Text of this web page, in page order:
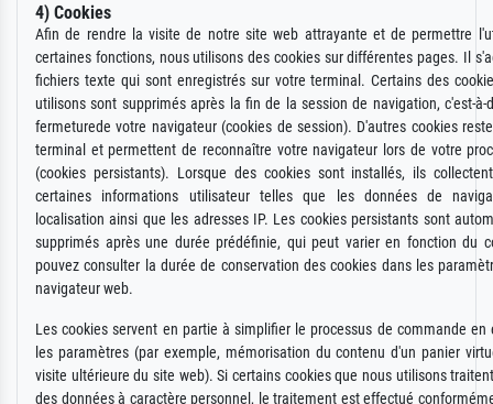
4) Cookies
Afin de rendre la visite de notre site web attrayante et de permettre
certaines fonctions, nous utilisons des cookies sur différentes pages. Il
fichiers texte qui sont enregistrés sur votre terminal. Certains des
utilisons sont supprimés après la fin de la session de navigation, c'est-à-
fermeturede votre navigateur (cookies de session). D'autres cookies
terminal et permettent de reconnaître votre navigateur lors de votre
(cookies persistants). Lorsque des cookies sont installés, ils
certaines informations utilisateur telles que les données de
localisation ainsi que les adresses IP. Les cookies persistants sont
supprimés après une durée prédéfinie, qui peut varier en fonction du
pouvez consulter la durée de conservation des cookies dans les
navigateur web.
Les cookies servent en partie à simplifier le processus de commande en
les paramètres (par exemple, mémorisation du contenu d'un panier
visite ultérieure du site web). Si certains cookies que nous utilisons
des données à caractère personnel, le traitement est effectué